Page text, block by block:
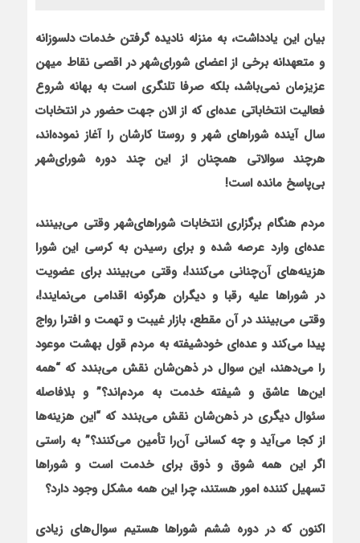
بيان این یادداشت، به منزله ناديده گرفتن خدمات دلسوزانه
و متعهدانه برخي از اعضای شوراي‌شهر در اقصي نقاط ميهن
عزيزمان نمي‌باشد، بلکه صرفا تلنگری است به بهانه شروع
فعالیت انتخاباتی عده‌ای که از الان جهت حضور در انتخابات
سال آینده شوراهای ‌شهر و روستا کارشان را آغاز نموده‌اند،
هرچند سوالاتی همچنان از این چند دوره شورای‌شهر
بی‌پاسخ مانده است!
مردم هنگام برگزاری انتخابات شوراهاي‌شهر وقتي مي‌بينند،
عده‌اي وارد عرصه شده و برای رسیدن به کرسی این شورا
هزينه‌هاي آن‌چناني مي‌کنند!، وقتي مي‌بينند براي عضويت
در شوراها عليه رقبا و دیگران هرگونه اقدامي مي‌نمايند!،
وقتي مي‌بينند در آن مقطع، بازار غيبت و تهمت و افترا رواج
پيدا می‌کند و عده‌ای خودشیفته به مردم قول بهشت موعود
را می‌دهند، اين سوال در ذهن‌شان نقش مي‌بندد که “همه
این‌ها عاشق و شيفته خدمت به مردم‌اند؟” و بلافاصله
سئوال ديگری در ذهن‌شان نقش می‌بندد ‌که “اين هزينه‌ها
از کجا مي‌آيد و چه کسانی آن‌را تأمين مي‌کنند؟” به راستي
اگر اين همه شوق و ذوق براي خدمت است و شوراها
تسهيل کننده امور هستند، چرا اين همه مشکل وجود دارد؟
اکنون که در دوره ششم شوراها هستيم سوال‌های زیادی